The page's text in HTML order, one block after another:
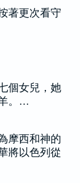
著更次看守
個女兒，她
。…
摩西和神的
將以色列從